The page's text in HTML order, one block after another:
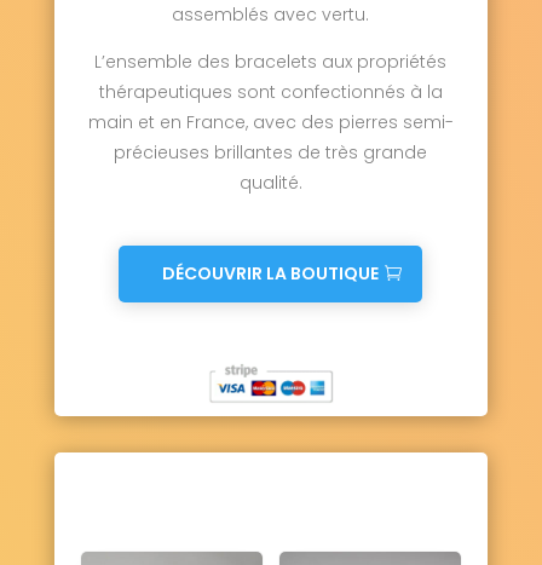
assemblés avec vertu.
L’ensemble des bracelets aux propriétés
thérapeutiques sont confectionnés à la
main et en France, avec des pierres semi-
précieuses brillantes de très grande
qualité.
DÉCOUVRIR LA BOUTIQUE